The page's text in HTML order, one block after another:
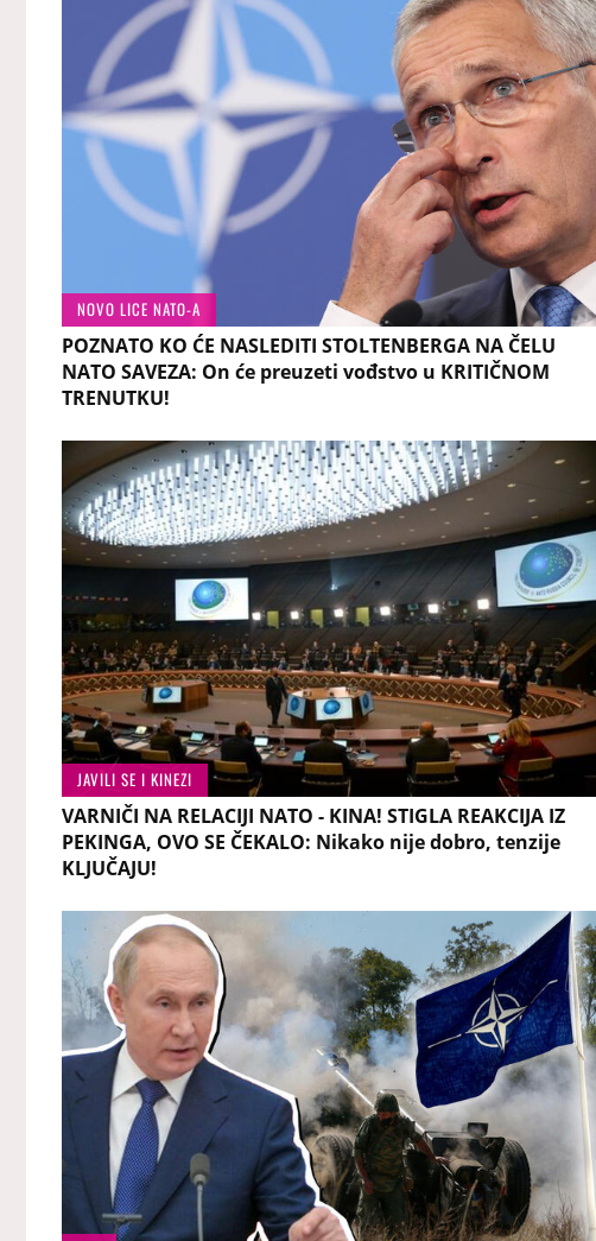
NOVO LICE NATO-A
POZNATO KO ĆE NASLEDITI STOLTENBERGA NA ČELU
NATO SAVEZA: On će preuzeti vođstvo u KRITIČNOM
TRENUTKU!
JAVILI SE I KINEZI
VARNIČI NA RELACIJI NATO - KINA! STIGLA REAKCIJA IZ
PEKINGA, OVO SE ČEKALO: Nikako nije dobro, tenzije
KLJUČAJU!